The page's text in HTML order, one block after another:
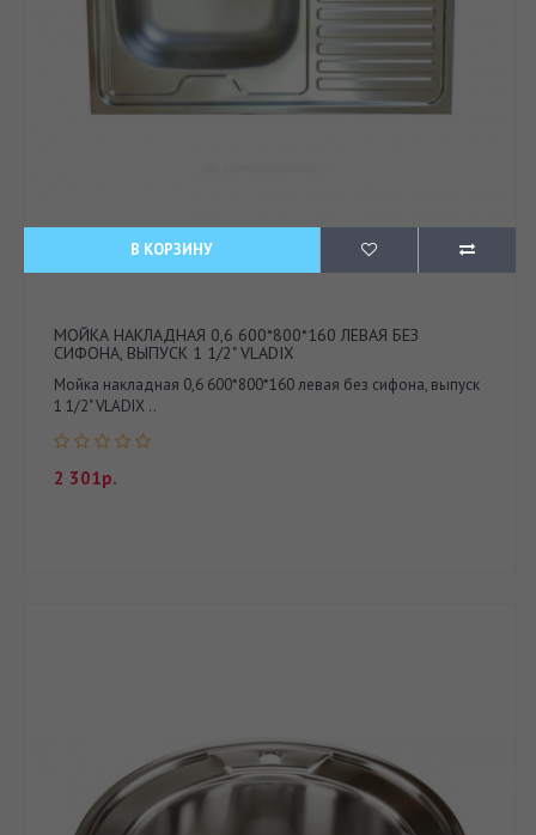
В КОРЗИНУ
МОЙКА НАКЛАДНАЯ 0,6 600*800*160 ЛЕВАЯ БЕЗ
СИФОНА, ВЫПУСК 1 1/2" VLADIX
Мойка накладная 0,6 600*800*160 левая без сифона, выпуск
1 1/2" VLADIX ..
2 301р.